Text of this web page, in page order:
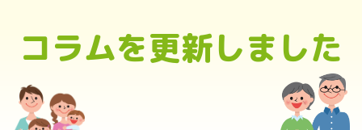
コラムを更新しました